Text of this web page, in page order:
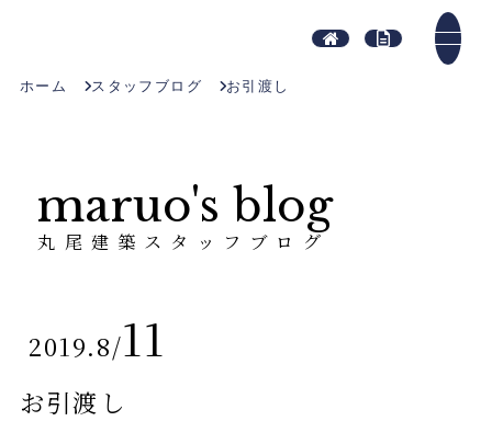
ホーム スタッフブログ お引渡し
maruo's blog
丸尾建築スタッフブログ
2019.8/11
お引渡し